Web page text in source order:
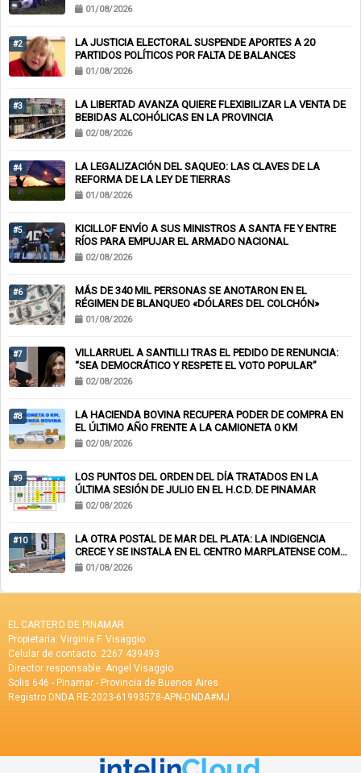
01/08/2026
#2
LA JUSTICIA ELECTORAL SUSPENDE APORTES A 20
PARTIDOS POLÍTICOS POR FALTA DE BALANCES
01/08/2026
#3
LA LIBERTAD AVANZA QUIERE FLEXIBILIZAR LA VENTA DE
BEBIDAS ALCOHÓLICAS EN LA PROVINCIA
02/08/2026
#4
LA LEGALIZACIÓN DEL SAQUEO: LAS CLAVES DE LA
REFORMA DE LA LEY DE TIERRAS
01/08/2026
#5
KICILLOF ENVÍO A SUS MINISTROS A SANTA FE Y ENTRE
RÍOS PARA EMPUJAR EL ARMADO NACIONAL
02/08/2026
#6
MÁS DE 340 MIL PERSONAS SE ANOTARON EN EL
RÉGIMEN DE BLANQUEO «DÓLARES DEL COLCHÓN»
01/08/2026
#7
VILLARRUEL A SANTILLI TRAS EL PEDIDO DE RENUNCIA:
“SEA DEMOCRÁTICO Y RESPETE EL VOTO POPULAR”
02/08/2026
#8
LA HACIENDA BOVINA RECUPERA PODER DE COMPRA EN
EL ÚLTIMO AÑO FRENTE A LA CAMIONETA 0 KM
02/08/2026
#9
LOS PUNTOS DEL ORDEN DEL DÍA TRATADOS EN LA
ÚLTIMA SESIÓN DE JULIO EN EL H.C.D. DE PINAMAR
02/08/2026
#10
LA OTRA POSTAL DE MAR DEL PLATA: LA INDIGENCIA
CRECE Y SE INSTALA EN EL CENTRO MARPLATENSE COMO
PAISAJE COTIDIANO
01/08/2026
EL CARTERO DE PINAMAR
Propietaria: Virginia F. Visaggio
Celular de contacto: 2267 439493
Director responsable: Angel Visaggio
Solis 646 - Pinamar - Provincia de Buenos Aires
Registro DNDA RE-2023-61993578-APN-DNDA#MJ